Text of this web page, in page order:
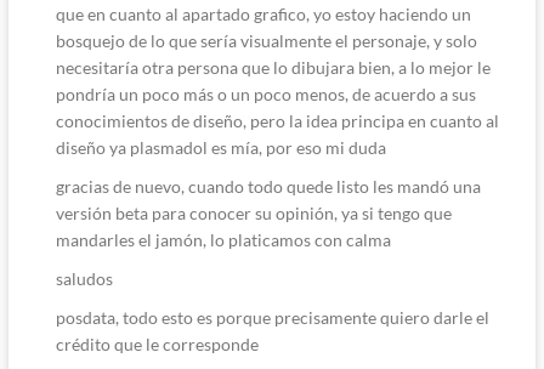
que en cuanto al apartado grafico, yo estoy haciendo un
bosquejo de lo que sería visualmente el personaje, y solo
necesitaría otra persona que lo dibujara bien, a lo mejor le
pondría un poco más o un poco menos, de acuerdo a sus
conocimientos de diseño, pero la idea principa en cuanto al
diseño ya plasmadol es mía, por eso mi duda
gracias de nuevo, cuando todo quede listo les mandó una
versión beta para conocer su opinión, ya si tengo que
mandarles el jamón, lo platicamos con calma
saludos
posdata, todo esto es porque precisamente quiero darle el
crédito que le corresponde